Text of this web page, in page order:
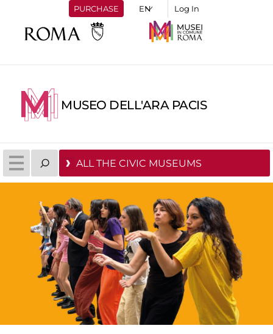
PURCHASE Log In
MUSEO DELL'ARA PACIS
ALL THE CIVIC MUSEUMS